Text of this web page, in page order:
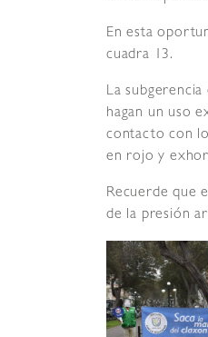
En esta
cuadra 13.
La
hagan un uso
contacto con
en rojo y
Recuerde que
de la presión